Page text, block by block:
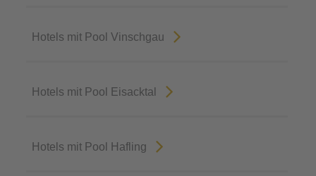
Hotels mit Pool Vinschgau
Hotels mit Pool Eisacktal
Hotels mit Pool Hafling